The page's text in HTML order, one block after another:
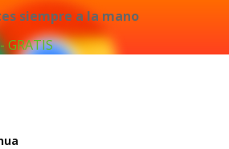
siempre a la mano
GRATIS